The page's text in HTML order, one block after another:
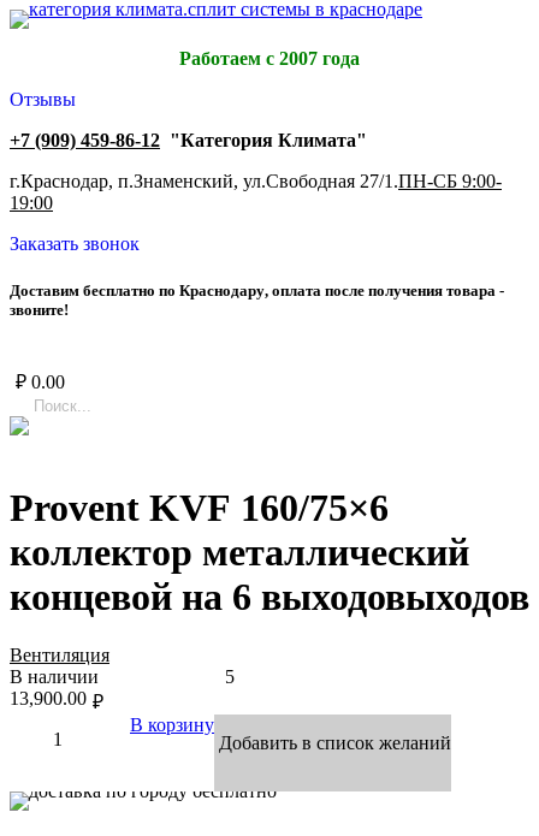
Работаем с 2007 года
Отзывы
+7 (909) 459-86-12 "Категория Климата"
г.Краснодар, п.Знаменский, ул.Свободная 27/1.ПН-СБ 9:00-
19:00
Заказать звонок
Доставим бесплатно по Краснодару, оплата после получения товара -
звоните!
₽ 0.00
Provent KVF 160/75×6
коллектор металлический
концевой на 6 выходовыходов
Вентиляция
В наличии
5
₽
13,900.00
В корзину
Добавить в список желаний